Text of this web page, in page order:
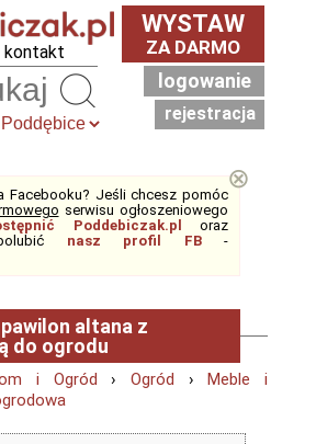
kontakt
WYSTAW
ZA DARMO
logowanie
rejestracja
Facebooku? Jeśli chcesz pomóc
serwisu ogłoszeniowego
Poddebiczak.pl
oraz
polubić
nasz profil FB-
⊗
altana z
do ogrodu
i Ogród ›Ogród ›Meble i